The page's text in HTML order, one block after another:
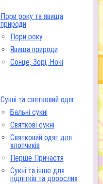
Пори року та явища
природи
Пори року
Явища природи
Сонце, Зорі, Ночі
Сукні та святковий одяг
Бальні сукні
Святкові сукні
Святковий одяг для
хлопчиків
Перше Причастя
Сукні та інше для
підлітків та дорослих